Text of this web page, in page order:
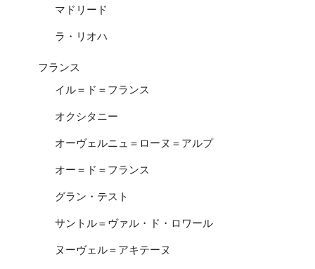
マドリード
ラ・リオハ
フランス
イル＝ド＝フランス
オクシタニー
オーヴェルニュ＝ローヌ＝アルプ
オー＝ド＝フランス
グラン・テスト
サントル＝ヴァル・ド・ロワール
ヌーヴェル＝アキテーヌ